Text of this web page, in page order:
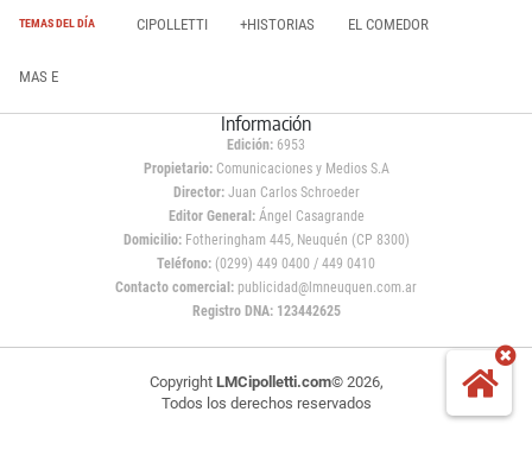
TEMAS DEL DÍA CIPOLLETTI +HISTORIAS EL COMEDOR
MAS E
Información
Edición: 6953
Propietario:Comunicaciones y Medios S.A
Director: Juan Carlos Schroeder
Editor General:Ángel Casagrande
Domicilio:Fotheringham 445, Neuquén (CP 8300)
Teléfono: (0299) 449 0400 / 449 0410
Contacto comercial: publicidad@lmneuquen.com.ar
Registro DNA: 123442625
Copyright LMCipolletti.com© 2026,
Todos los derechos reservados